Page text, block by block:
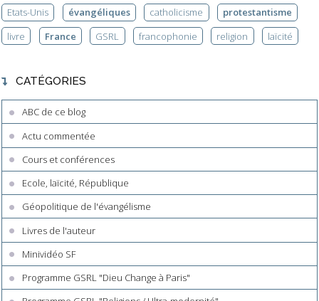
Etats-Unis évangéliques catholicisme
protestantisme
livre
France GSRL francophonie religion laïcité
CATÉGORIES
ABC de ce blog
Actu commentée
Cours et conférences
Ecole, laïcité, République
Géopolitique de l'évangélisme
Livres de l'auteur
Minividéo SF
Programme GSRL "Dieu Change à Paris"